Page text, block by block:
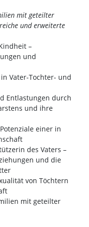
mit geteilter
und erweiterte
–
und
Vater-Tochter- und
Entlastungen durch
und ihre
einer in
des Vaters –
und die
von Töchtern
mit geteilter